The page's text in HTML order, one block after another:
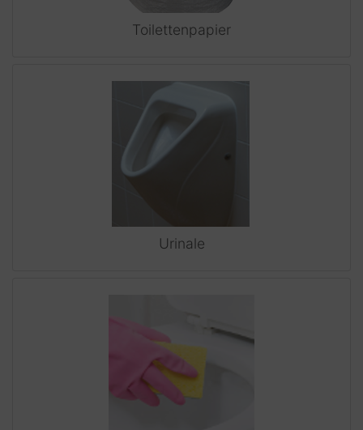
Toilettenpapier
Urinale